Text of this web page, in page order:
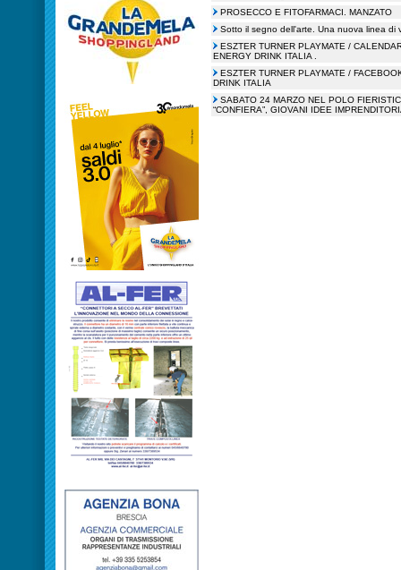
PROSECCO E FITOFARMACI. MANZATO
Sotto il segno dell'arte. Una nuova linea di
ESZTER TURNER PLAYMATE /
ENERGY DRINK ITALIA .
ESZTER TURNER PLAYMATE /
DRINK ITALIA
SABATO 24 MARZO NEL POLO
“CONFIERA”, GIOVANI IDEE